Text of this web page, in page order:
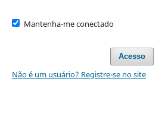
Mantenha-me conectado
Acesso
Não é um usuário? Registre-se no site